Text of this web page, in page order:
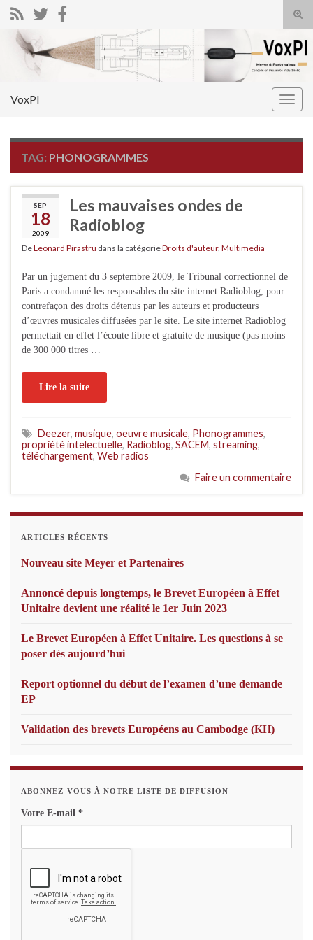
Search for:
VoxPI
TAG: PHONOGRAMMES
SEP
18
2009
Les mauvaises ondes de
Radioblog
DeLeonard Pirastru dans la catégorieDroits d'auteur, Multimedia
Par un jugement du 3 septembre 2009, le Tribunal correctionnel de
Paris a condamné les responsables du site internet Radioblog, pour
contrefaçon des droits détenus par les auteurs et producteurs
d’œuvres musicales diffusées par le site. Le site internet Radioblog
permettait en effet l’écoute libre et gratuite de musique (pas moins
de 300 000 titres …
Lire la suite
Deezer, musique, oeuvre musicale, Phonogrammes,
propriété intelectuelle, Radioblog, SACEM, streaming,
téléchargement, Web radios
Faire un commentaire
ARTICLES RÉCENTS
Nouveau site Meyer et Partenaires
Annoncé depuis longtemps, le Brevet Européen à Effet
Unitaire devient une réalité le 1er Juin 2023
Le Brevet Européen à Effet Unitaire. Les questions à se
poser dès aujourd’hui
Report optionnel du début de l’examen d’une demande
EP
Validation des brevets Européens au Cambodge (KH)
ABONNEZ-VOUS À NOTRE LISTE DE DIFFUSION
Votre E-mail *